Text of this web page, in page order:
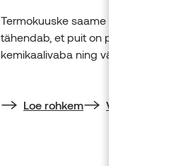
Termokuuske saame pakkuda
tähendab, et puit on pärit
kemikaalivaba ning väga
Loe rohkem Vaata tooteid